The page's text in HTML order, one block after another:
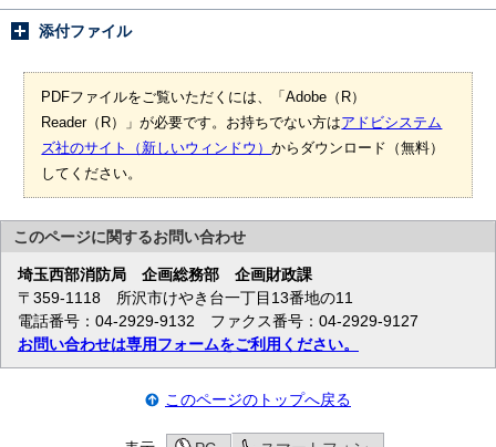
添付ファイル
PDFファイルをご覧いただくには、「Adobe（R）
Reader（R）」が必要です。お持ちでない方はアドビシステム
ズ社のサイト（新しいウィンドウ）からダウンロード（無料）
してください。
このページに関するお問い合わせ
埼玉西部消防局 企画総務部 企画財政課
〒359-1118 所沢市けやき台一丁目13番地の11
電話番号：04-2929-9132 ファクス番号：04-2929-9127
お問い合わせは専用フォームをご利用ください。
このページのトップへ戻る